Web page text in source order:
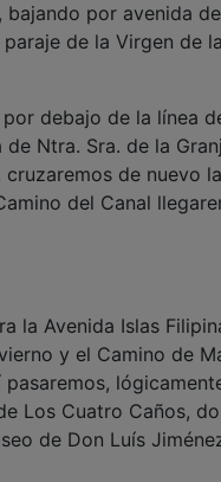
bajando por avenida
de la Virgen de
debajo de la línea
Ntra. Sra. de la
de nuevo
del Canal
la Avenida Islas
y el Camino de
Los Cuatro Caños,
de Don Luís